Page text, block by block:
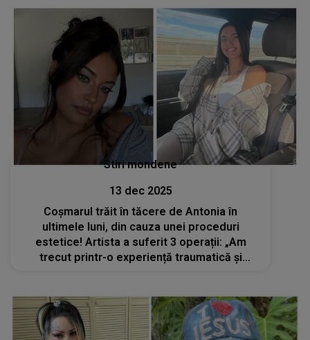
Stiri mondene
13 dec 2025
Coșmarul trăit în tăcere de Antonia în
ultimele luni, din cauza unei proceduri
estetice! Artista a suferit 3 operații: „Am
trecut printr-o experiență traumatică și